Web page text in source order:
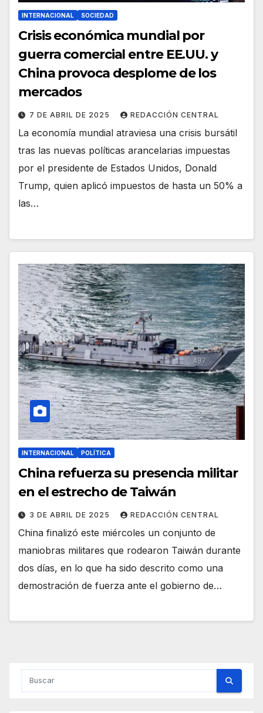
INTERNACIONAL SOCIEDAD
Crisis económica mundial por
guerra comercial entre EE.UU. y
China provoca desplome de los
mercados
7 DE ABRIL DE 2025 REDACCIÓN CENTRAL
La economía mundial atraviesa una crisis bursátil
tras las nuevas políticas arancelarias impuestas
por el presidente de Estados Unidos, Donald
Trump, quien aplicó impuestos de hasta un 50% a
las…
INTERNACIONAL POLÍTICA
China refuerza su presencia militar
en el estrecho de Taiwán
3 DE ABRIL DE 2025 REDACCIÓN CENTRAL
China finalizó este miércoles un conjunto de
maniobras militares que rodearon Taiwán durante
dos días, en lo que ha sido descrito como una
demostración de fuerza ante el gobierno de…